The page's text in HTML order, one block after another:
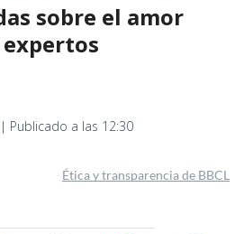
sobre el amor
Publicado a las 12:30
Ética y transparencia de BBCL